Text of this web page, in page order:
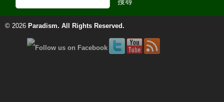
© 2026 Paradism. All Rights Reserved.